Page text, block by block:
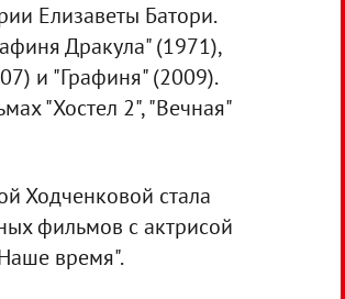
Елизаветы Батори.
Дракула" (1971),
и "Графиня" (2009).
"Хостел 2", "Вечная"
Ходченковой стала
фильмов с актрисой
время".